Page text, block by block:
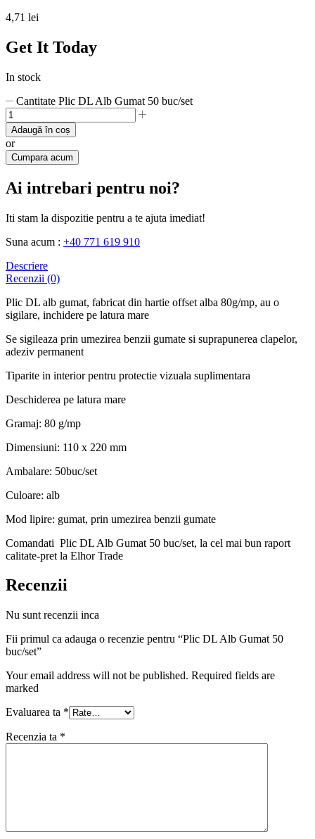
4,71 lei
Get It Today
In stock
Cantitate Plic DL Alb Gumat 50 buc/set
Adaugă în coș
or
Cumpara acum
Ai intrebari pentru noi?
Iti stam la dispozitie pentru a te ajuta imediat!
Suna acum : +40 771 619 910
Descriere
Recenzii (0)
Plic DL alb gumat, fabricat din hartie offset alba 80g/mp, au o
sigilare, inchidere pe latura mare
Se sigileaza prin umezirea benzii gumate si suprapunerea clapelor,
adeziv permanent
Tiparite in interior pentru protectie vizuala suplimentara
Deschiderea pe latura mare
Gramaj: 80 g/mp
Dimensiuni: 110 x 220 mm
Ambalare: 50buc/set
Culoare: alb
Mod lipire: gumat, prin umezirea benzii gumate
Comandati Plic DL Alb Gumat 50 buc/set, la cel mai bun raport
calitate-pret la Elhor Trade
Recenzii
Nu sunt recenzii inca
Fii primul ca adauga o recenzie pentru “Plic DL Alb Gumat 50
buc/set”
Your email address will not be published. Required fields are
marked
Evaluarea ta *
Recenzia ta *